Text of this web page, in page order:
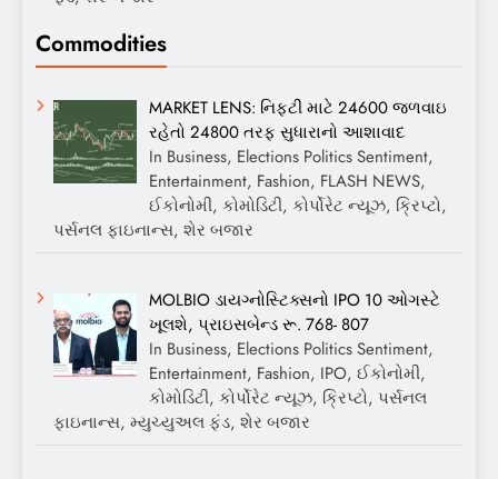
Commodities
MARKET LENS: નિફ્ટી માટે 24600 જળવાઇ
રહેતો 24800 તરફ સુધારાનો આશાવાદ
In Business, Elections Politics Sentiment,
Entertainment, Fashion, FLASH NEWS,
ઈકોનોમી, કોમોડિટી, કોર્પોરેટ ન્યૂઝ, ક્રિપ્ટો,
પર્સનલ ફાઇનાન્સ, શેર બજાર
MOLBIO ડાયગ્નોસ્ટિક્સનો IPO 10 ઓગસ્ટે
ખૂલશે, પ્રાઇસબેન્ડ રૂ. 768- 807
In Business, Elections Politics Sentiment,
Entertainment, Fashion, IPO, ઈકોનોમી,
કોમોડિટી, કોર્પોરેટ ન્યૂઝ, ક્રિપ્ટો, પર્સનલ
ફાઇનાન્સ, મ્યુચ્યુઅલ ફંડ, શેર બજાર